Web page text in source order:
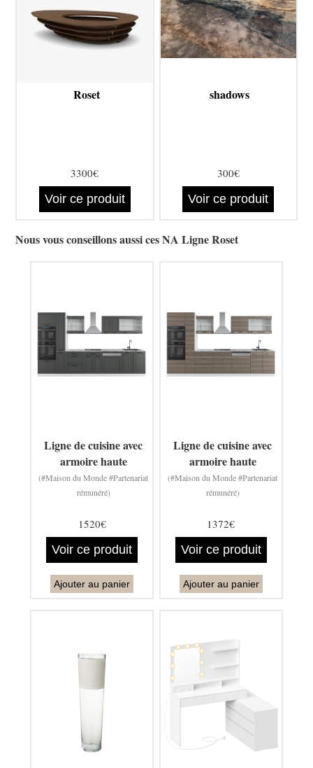
Roset
3300€
Voir ce produit
shadows
300€
Voir ce produit
Nous vous conseillons aussi ces NA Ligne Roset
Ligne de cuisine avec
armoire haute
(#Maison du Monde #Partenariat
rémunéré)
1520€
Voir ce produit
Ajouter au panier
Ligne de cuisine avec
armoire haute
(#Maison du Monde #Partenariat
rémunéré)
1372€
Voir ce produit
Ajouter au panier